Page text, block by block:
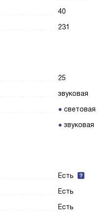
40
231
25
звуковая
световая
звуковая
Есть
Есть
Есть